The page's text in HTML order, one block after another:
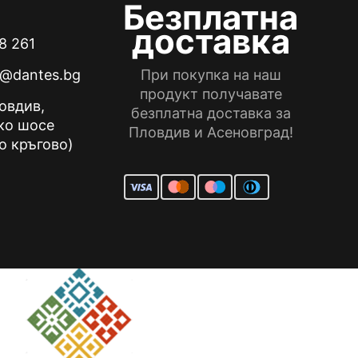
page
261
шосе
кръгово)
Безплатна
доставка
При покупка на наш
продукт получавате
безплатна доставка за
Пловдив и Асеновград!